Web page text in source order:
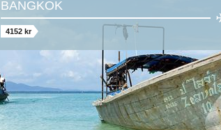
BANGKOK
4152 kr